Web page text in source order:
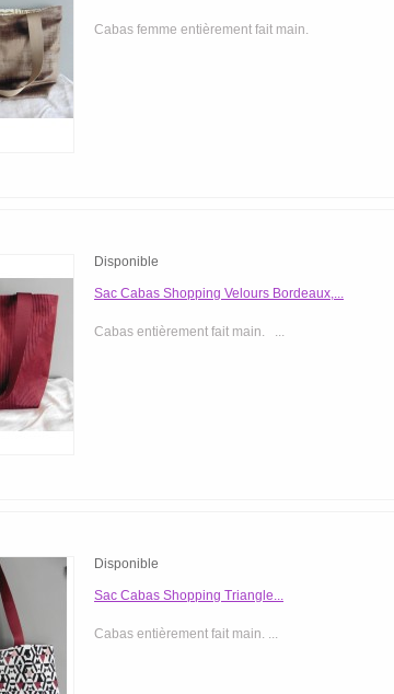
Cabas femme entièrement fait main.
Disponible
Sac Cabas Shopping Velours Bordeaux,...
Cabas entièrement fait main. ...
Disponible
Sac Cabas Shopping Triangle...
Cabas entièrement fait main. ...